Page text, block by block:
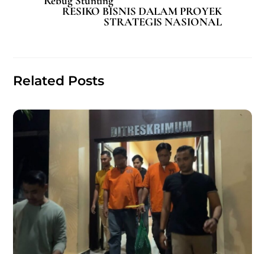
k
A
RESIKO BISNIS DALAM PROYEK
STRATEGIS NASIONAL
Related Posts